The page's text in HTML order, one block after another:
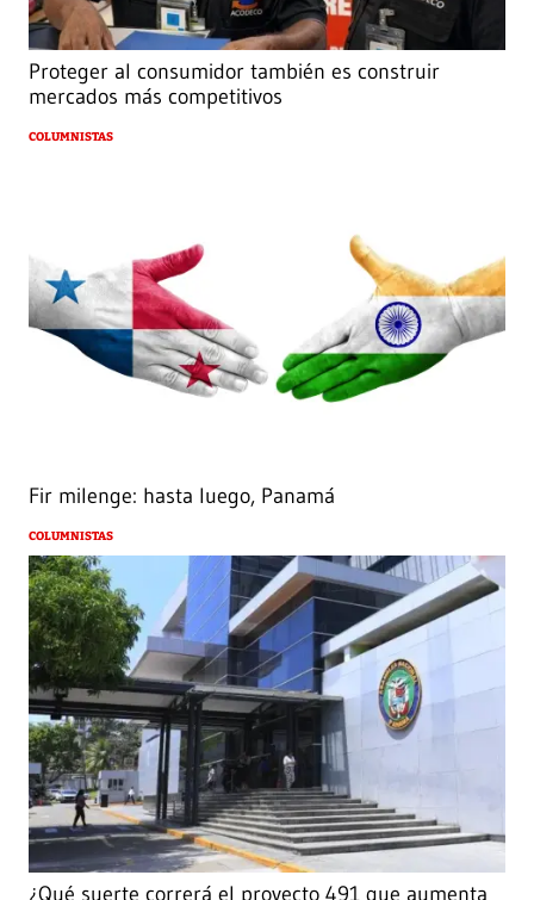
Proteger al consumidor también es construir
mercados más competitivos
COLUMNISTAS
Fir milenge: hasta luego, Panamá
COLUMNISTAS
¿Qué suerte correrá el proyecto 491 que aumenta